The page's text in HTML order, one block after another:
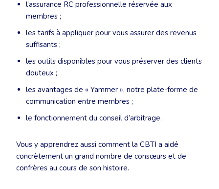
l’assurance RC professionnelle réservée aux
membres ;
les tarifs à appliquer pour vous assurer des revenus
suffisants ;
les outils disponibles pour vous préserver des clients
douteux ;
les avantages de « Yammer », notre plate-forme de
communication entre membres ;
le fonctionnement du conseil d’arbitrage.
Vous y apprendrez aussi comment la CBTI a aidé
concrètement un grand nombre de consœurs et de
confrères au cours de son histoire.